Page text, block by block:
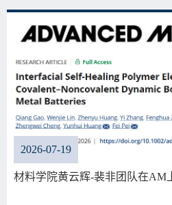
2026-07-19
材料学院黄云辉-裴非团队在